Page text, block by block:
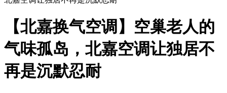
【北嘉换气空调】空巢老人的
气味孤岛，北嘉空调让独居不
再是沉默忍耐